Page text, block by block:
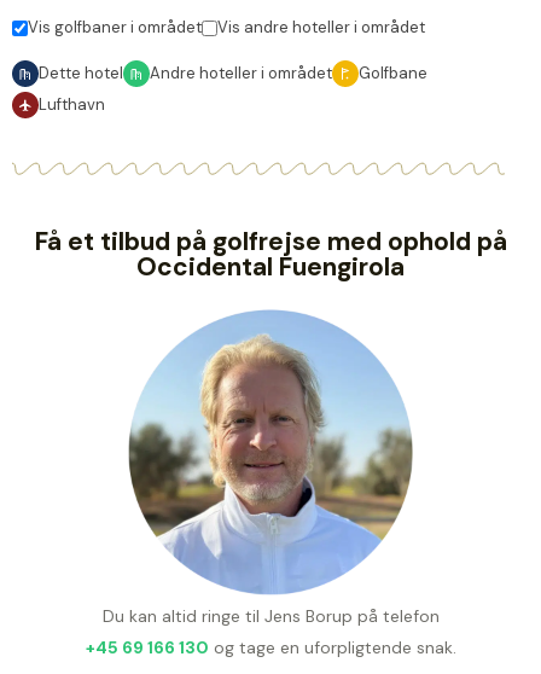
Vis golfbaner i området Vis andre hoteller i området
Dette hotel Andre hoteller i området
Golfbane
Lufthavn
Få et tilbud på golfrejse med ophold på
Occidental Fuengirola
Du kan altid ringe til Jens Borup på telefon
+45 69 166 130 og tage en uforpligtende snak.